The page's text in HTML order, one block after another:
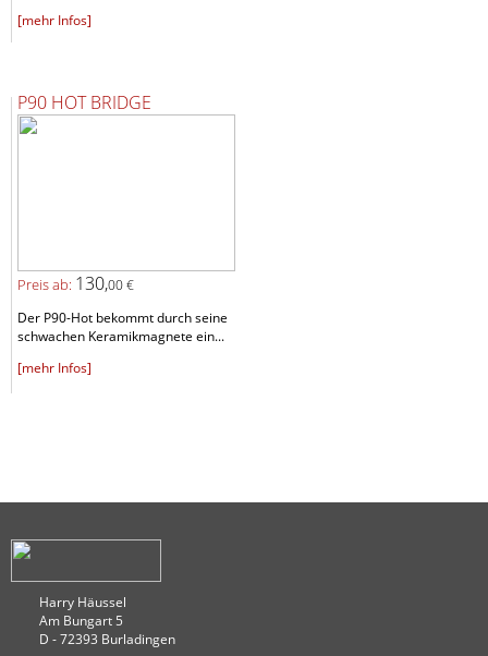
[mehr Infos]
P90 HOT BRIDGE
Preis ab: 130,00 €
Der P90-Hot bekommt durch seine
schwachen Keramikmagnete ein...
[mehr Infos]
Harry Häussel
Am Bungart 5
D - 72393 Burladingen